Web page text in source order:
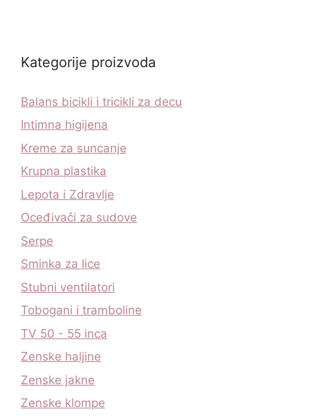
Kategorije proizvoda
Balans bicikli i tricikli za decu
Intimna higijena
Kreme za suncanje
Krupna plastika
Lepota i Zdravlje
Oceđivači za sudove
Serpe
Sminka za lice
Stubni ventilatori
Tobogani i tramboline
TV 50 - 55 inca
Zenske haljine
Zenske jakne
Zenske klompe